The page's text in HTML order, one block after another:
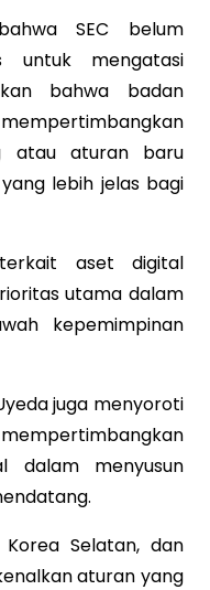
SEC belum
untuk mengatasi
bahwa badan
atau aturan baru
lebih jelas bagi
aset digital
utama dalam
kepemimpinan
juga menyoroti
dalam menyusun
Selatan, dan
aturan yang